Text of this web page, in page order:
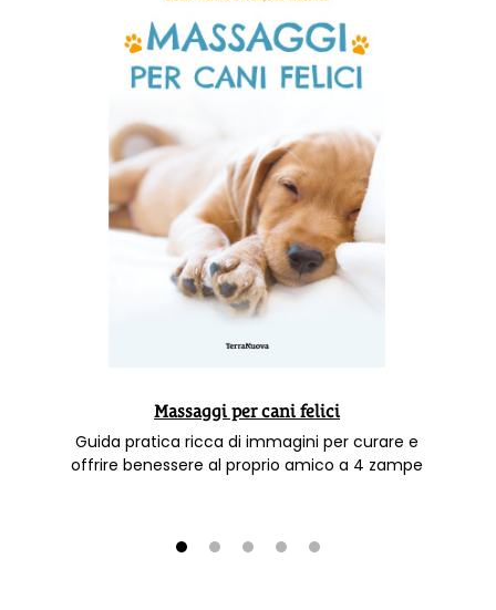
Massaggi per cani felici
Guida pratica ricca di immagini per curare e
offrire benessere al proprio amico a 4 zampe